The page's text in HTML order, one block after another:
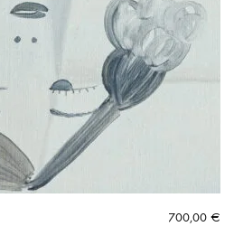
700,00 €